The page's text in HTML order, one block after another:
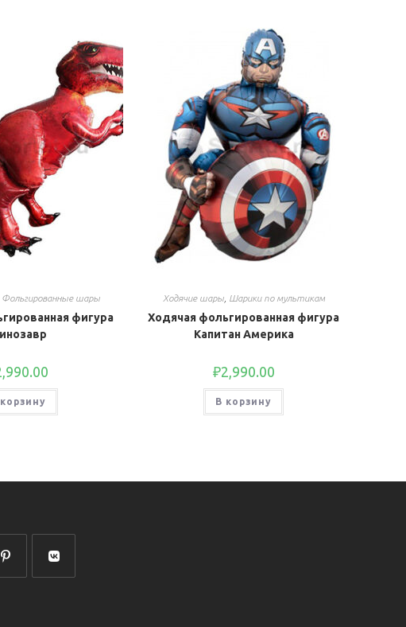
Фольгированные шары
фигура
Ходячие шары, Шарики по мультикам
Ходячая фольгированная фигура
Капитан Америка
₽2,990.00
В корзину